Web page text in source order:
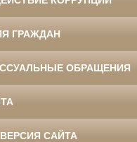
ГРАЖДАН
ОБРАЩЕНИЯ
САЙТА